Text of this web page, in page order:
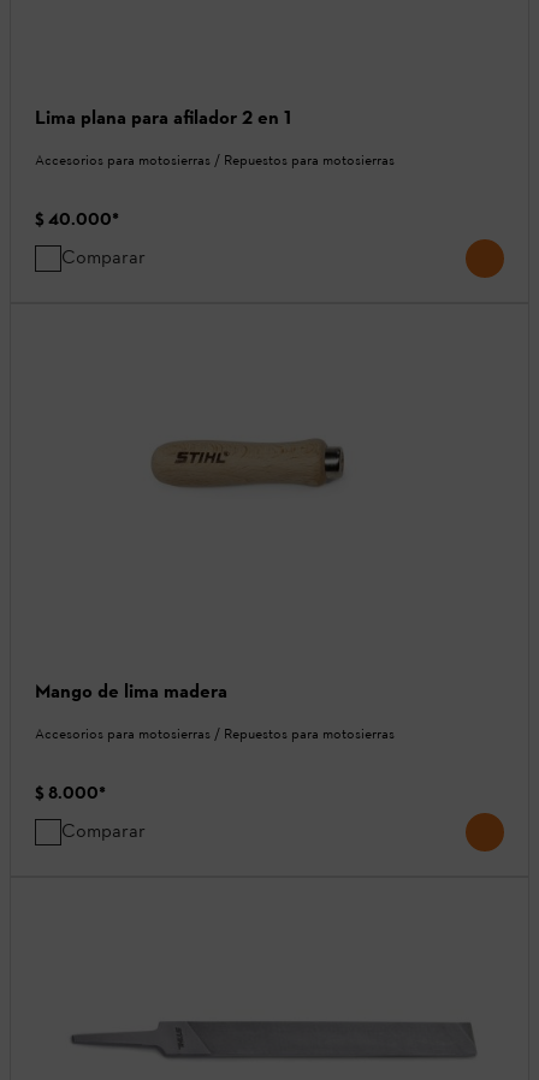
Lima plana para afilador 2 en 1
Accesorios para motosierras / Repuestos para motosierras
$ 40.000*
Comparar
Mango de lima madera
Accesorios para motosierras / Repuestos para motosierras
$ 8.000*
Comparar